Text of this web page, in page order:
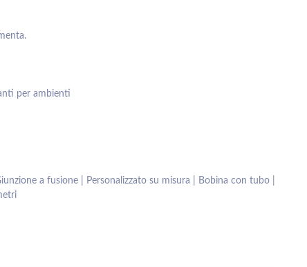
per ambienti
a fusione | Personalizzato su misura | Bobina con tubo |